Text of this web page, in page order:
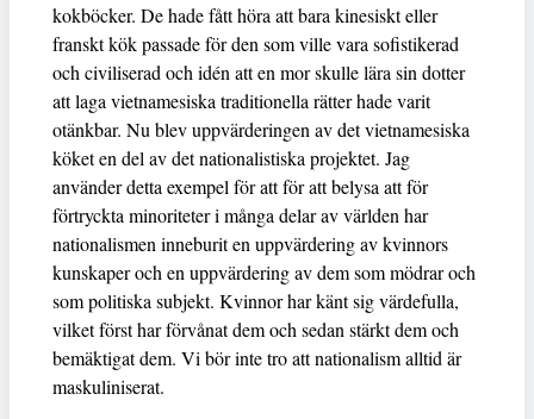
kokböcker. De hade fått höra att bara kinesiskt eller
franskt kök passade för den som ville vara sofistikerad
och civiliserad och idén att en mor skulle lära sin dotter
att laga vietnamesiska traditionella rätter hade varit
otänkbar. Nu blev uppvärderingen av det vietnamesiska
köket en del av det nationalistiska projektet. Jag
använder detta exempel för att för att belysa att för
förtryckta minoriteter i många delar av världen har
nationalismen inneburit en uppvärdering av kvinnors
kunskaper och en uppvärdering av dem som mödrar och
som politiska subjekt. Kvinnor har känt sig värdefulla,
vilket först har förvånat dem och sedan stärkt dem och
bemäktigat dem. Vi bör inte tro att nationalism alltid är
maskuliniserat.